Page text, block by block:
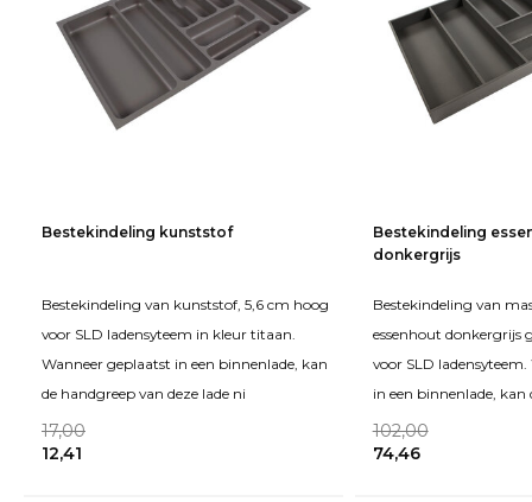
Bestekindeling kunststof
Bestekindeling van kunststof, 5,6 cm hoog
voor SLD ladensyteem in kleur titaan.
Wanneer geplaatst in een binnenlade, kan
de handgreep van deze lade ni
17,00
12,41
Bestekindeling
donkergrijs
Bestekindeling van
essenhout donkergrijs
voor SLD
in een binnenlade, kan
102,00
74,46